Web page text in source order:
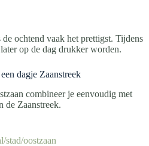
ochtend vaak het prettigst. Tijdens
op de dag drukker worden.
dagje Zaanstreek
combineer je eenvoudig met
de Zaanstreek.
stad/oostzaan